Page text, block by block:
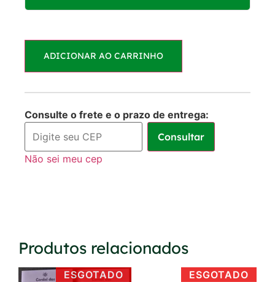
1x de R$35,00
sem juros
ADICIONAR AO CARRINHO
Consulte o frete e o prazo de entrega:
Consultar
Não sei meu cep
Produtos relacionados
ESGOTADO ESGOTADO